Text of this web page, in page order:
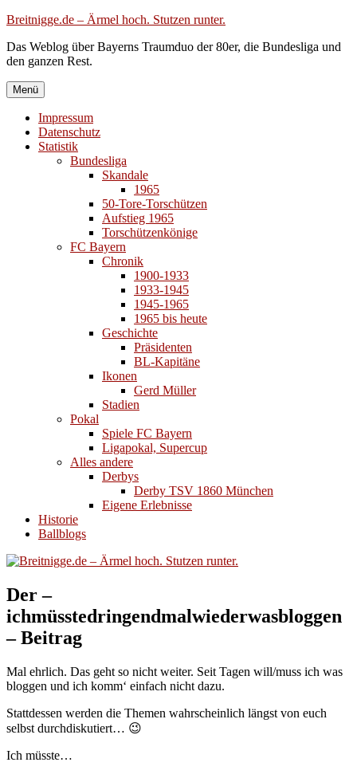
Zum
springen
Breitnigge.de – Ärmel hoch. Stutzen runter.
Das Weblog über Bayerns Traumduo der 80er, die Bundesliga und
den ganzen Rest.
Menü
Impressum
Datenschutz
Statistik
Bundesliga
Skandale
1965
50-Tore-Torschützen
Aufstieg 1965
Torschützenkönige
FC Bayern
Chronik
1900-1933
1933-1945
1945-1965
1965 bis heute
Geschichte
Präsidenten
BL-Kapitäne
Ikonen
Gerd Müller
Stadien
Pokal
Spiele FC Bayern
Ligapokal, Supercup
Alles andere
Derbys
Derby TSV 1860 München
Eigene Erlebnisse
Historie
Ballblogs
Der –
ichmüsstedringendmalwiederwasbloggen
– Beitrag
Mal ehrlich. Das geht so nicht weiter. Seit Tagen will/muss ich was
bloggen und ich komm‘ einfach nicht dazu.
Stattdessen werden die Themen wahrscheinlich längst von euch
selbst durchdiskutiert… 😉
Ich müsste…